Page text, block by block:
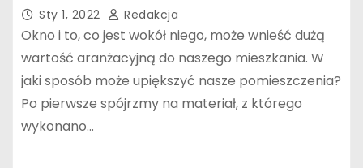
Sty 1, 2022 Redakcja
Okno i to, co jest wokół niego, może wnieść dużą
wartość aranżacyjną do naszego mieszkania. W
jaki sposób może upiększyć nasze pomieszczenia?
Po pierwsze spójrzmy na materiał, z którego
wykonano…